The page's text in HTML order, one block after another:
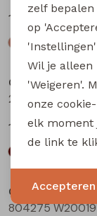
14,99
City Life
13,49
17,99
City Life
zelf
op
Wil je alleen
'Weigeren'.
onze
elk moment
de link te
Accepteren